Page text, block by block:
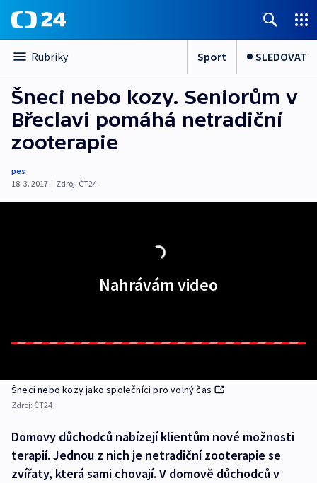
Rubriky Sport SLEDOVAT
Šneci nebo kozy. Seniorům v
Břeclavi pomáhá netradiční
zooterapie
pes
18. 3. 2017 | Zdroj: ČT24
Nahrávám video
Šneci nebo kozy jako společníci pro volný čas
Zdroj: ČT24
Domovy důchodců nabízejí klientům nové možnosti
terapií. Jednou z nich je netradiční zooterapie se
zvířaty, která sami chovají. V domově důchodců v